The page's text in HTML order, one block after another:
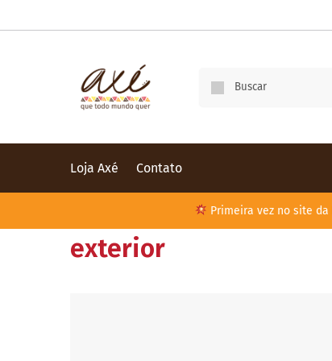
Loja Axé Contato
Primeira vez no site da
exterior